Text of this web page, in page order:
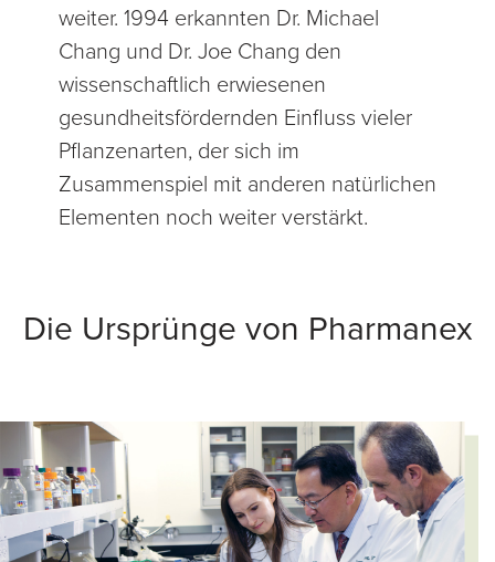
weiter. 1994 erkannten Dr. Michael
Chang und Dr. Joe Chang den
wissenschaftlich erwiesenen
gesundheitsfördernden Einfluss vieler
Pflanzenarten, der sich im
Zusammenspiel mit anderen natürlichen
Elementen noch weiter verstärkt.
Die Ursprünge von Pharmanex